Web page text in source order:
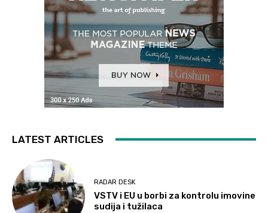
LATEST ARTICLES
RADAR DESK
VSTV i EU u borbi za kontrolu imovine
sudija i tužilaca